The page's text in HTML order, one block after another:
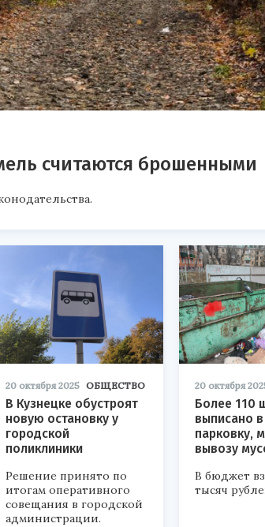
считаются брошенными
20 октября 2025 ОБЩЕСТВО
В Кузнецке обустроят
новую остановку у
городской
поликлиники
Решение принято по
итогам оперативного
совещания в городской
администрации.
20 октября
Более 110
выписано
парковку,
вывозу
В бюджет
тысяч